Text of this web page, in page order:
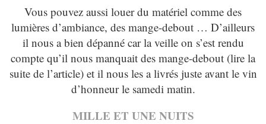
Vous pouvez aussi louer du matériel comme des
lumières d’ambiance, des mange-debout … D’ailleurs
il nous a bien dépanné car la veille on s’est rendu
compte qu’il nous manquait des mange-debout (lire la
suite de l’article) et il nous les a livrés juste avant le vin
d’honneur le samedi matin.
MILLE ET UNE NUITS